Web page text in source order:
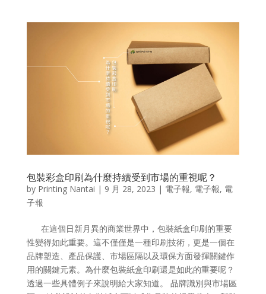
包裝彩盒印刷為什麼持續受到市場的重視呢？
by Printing Nantai | 9 月 28, 2023 | 電子報, 電子報, 電
子報
在這個日新月異的商業世界中，包裝紙盒印刷的重要
性變得如此重要。這不僅僅是一種印刷技術，更是一個在
品牌塑造、產品保護、市場區隔以及環保方面發揮關鍵作
用的關鍵元素。為什麼包裝紙盒印刷還是如此的重要呢？
透過一些具體例子來說明給大家知道。 品牌識別與市場區